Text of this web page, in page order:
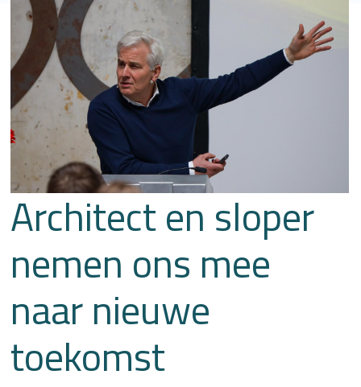
Architect en sloper
nemen ons mee
naar nieuwe
toekomst